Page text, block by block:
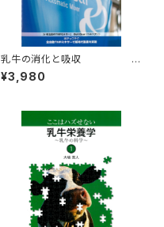
乳牛の消化と吸収
Dai
ry PROFESSIONAL Vol.21
¥3,980